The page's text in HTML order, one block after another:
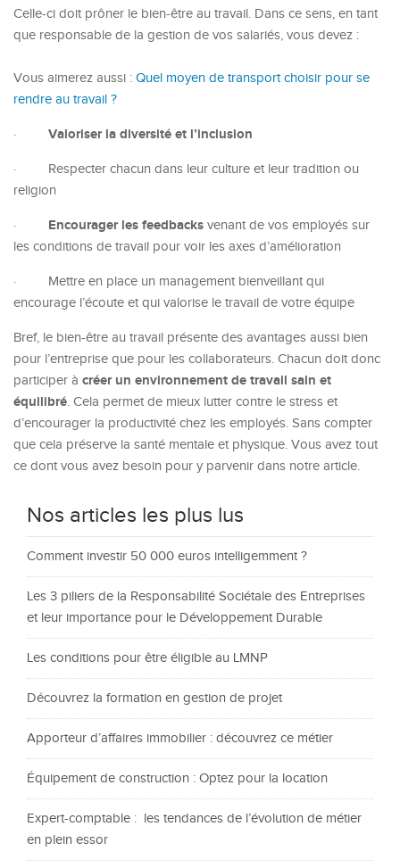
Celle-ci doit prôner le bien-être au travail. Dans ce sens, en tant
que responsable de la gestion de vos salariés, vous devez :
Vous aimerez aussi : Quel moyen de transport choisir pour se
rendre au travail ?
· Valoriser la diversité et l’inclusion
· Respecter chacun dans leur culture et leur tradition ou
religion
· Encourager les feedbacks venant de vos employés sur
les conditions de travail pour voir les axes d’amélioration
· Mettre en place un management bienveillant qui
encourage l’écoute et qui valorise le travail de votre équipe
Bref, le bien-être au travail présente des avantages aussi bien
pour l’entreprise que pour les collaborateurs. Chacun doit donc
participer à créer un environnement de travail sain et
équilibré. Cela permet de mieux lutter contre le stress et
d’encourager la productivité chez les employés. Sans compter
que cela préserve la santé mentale et physique. Vous avez tout
ce dont vous avez besoin pour y parvenir dans notre article.
Nos articles les plus lus
Comment investir 50 000 euros intelligemment ?
Les 3 piliers de la Responsabilité Sociétale des Entreprises
et leur importance pour le Développement Durable
Les conditions pour être éligible au LMNP
Découvrez la formation en gestion de projet
Apporteur d’affaires immobilier : découvrez ce métier
Équipement de construction : Optez pour la location
Expert-comptable : les tendances de l’évolution de métier
en plein essor